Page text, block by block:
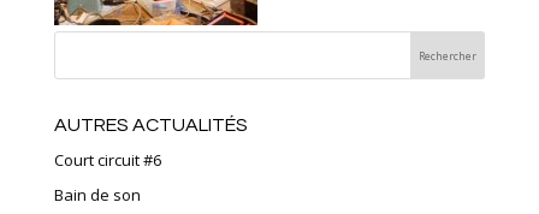
AUTRES ACTUALITÉS
Court circuit #6
Bain de son